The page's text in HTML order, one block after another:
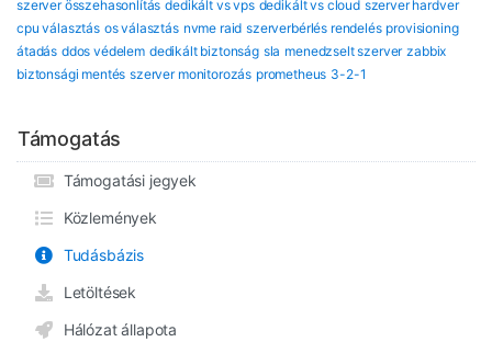
szerver összehasonlítás dedikált vs vps dedikált vs cloud szerver hardver
cpu választás os választás nvme raid szerverbérlés rendelés provisioning
átadás ddos védelem dedikált biztonság sla menedzselt szerver zabbix
biztonsági mentés szerver monitorozás prometheus 3-2-1
Támogatás
Támogatási jegyek
Közlemények
Tudásbázis
Letöltések
Hálózat állapota